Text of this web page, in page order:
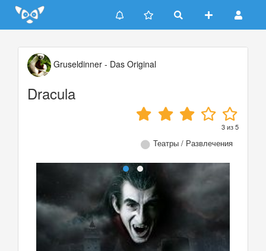
Update cookies preferences
Gruseldinner - Das Original
Dracula
3из5
Театры / Развлечения